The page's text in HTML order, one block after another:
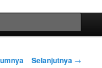
Selanjutnya →